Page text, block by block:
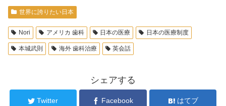
世界に誇りたい日本
Nori アメリカ 歯科 日本の医療 日本の医療制度
本城武則 海外 歯科治療 英会話
シェアする
Twitter Facebook はてブ